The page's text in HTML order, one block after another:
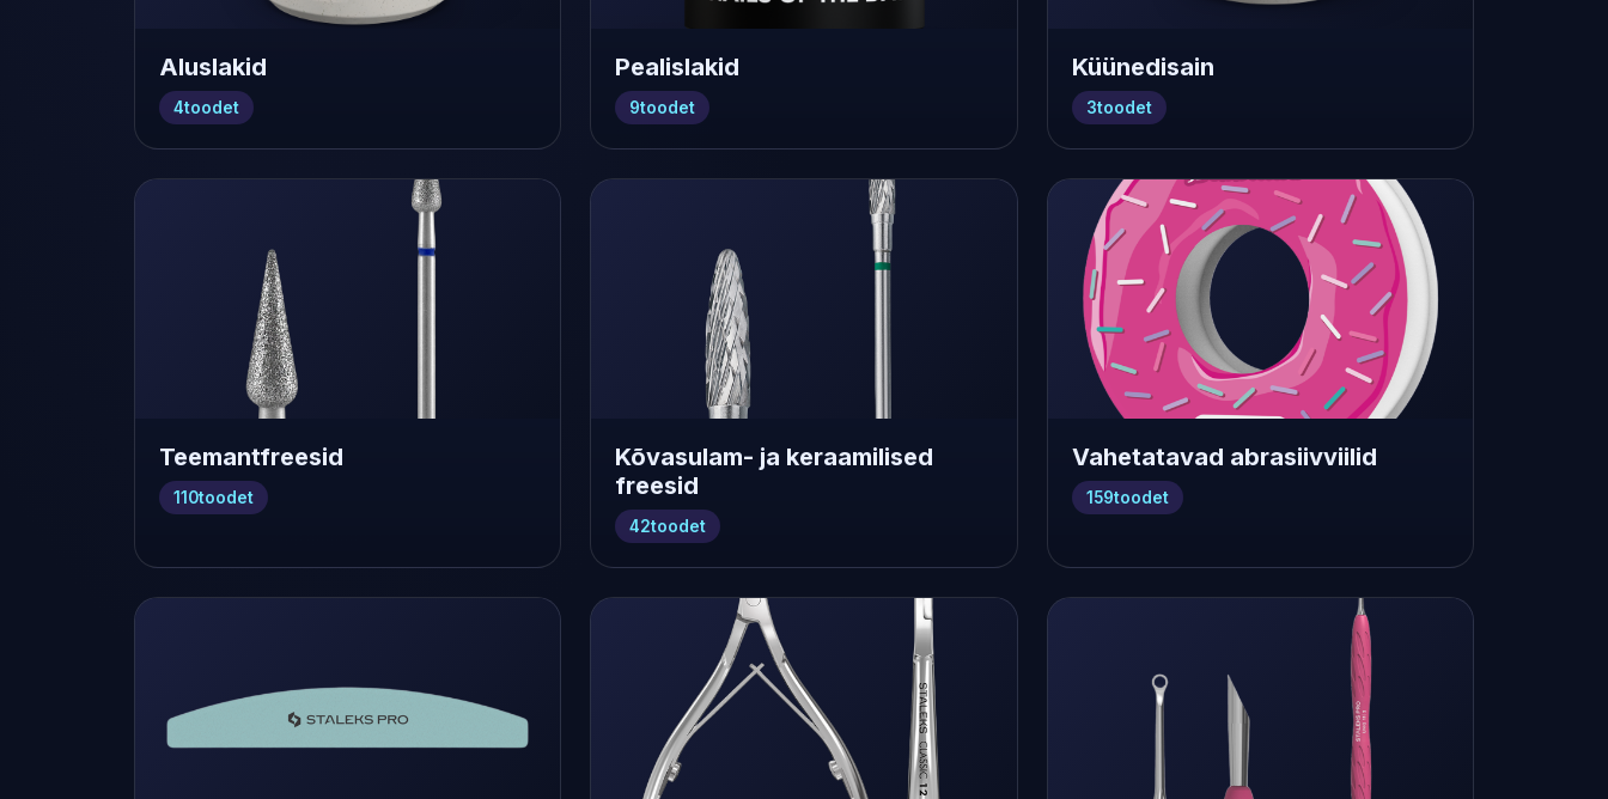
Aluslakid
4toodet
Pealislakid
9toodet
Küünedisain
3toodet
Teemantfreesid
110toodet
Kõvasulam- ja keraamilised
freesid
42toodet
Vahetatavad abrasiivviilid
159toodet